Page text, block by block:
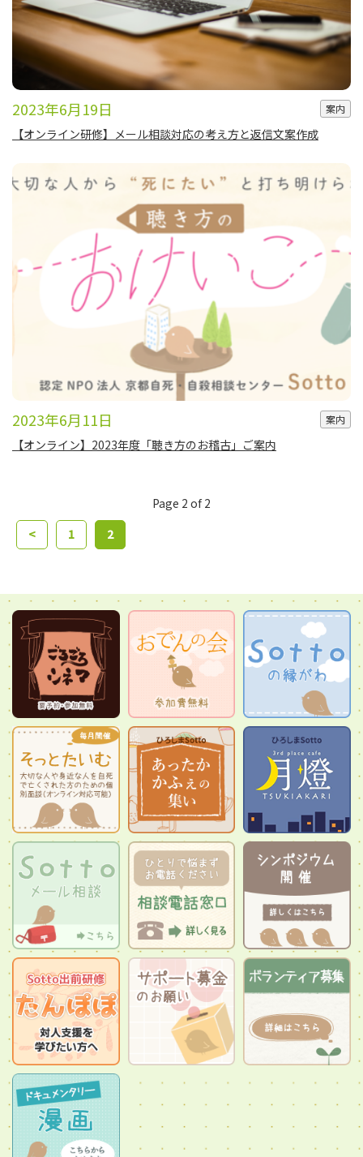
2023年6月19日 案内
【オンライン研修】メール相談対応の考え方と返信文案作成
2023年6月11日 案内
【オンライン】2023年度「聴き方のお稽古」ご案内
Page 2 of 2
<
1 2